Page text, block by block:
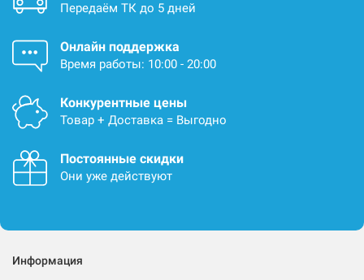
Передаём ТК до 5 дней
Онлайн поддержка
Время работы: 10:00 - 20:00
Конкурентные цены
Товар + Доставка = Выгодно
Постоянные скидки
Они уже действуют
Информация